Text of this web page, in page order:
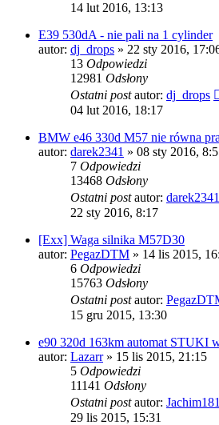
14 lut 2016, 13:13
E39 530dA - nie pali na 1 cylinder
autor: dj_drops » 22 sty 2016,
13 Odpowiedzi
12981 Odsłony
Ostatni postautor: dj_drops
04 lut 2016, 18:17
BMW e46 330d M57 nie równa
autor: darek2341 » 08 sty 2016,
7 Odpowiedzi
13468 Odsłony
Ostatni postautor: darek2341
22 sty 2016, 8:17
[Exx] Waga silnika M57D30
autor: PegazDTM » 14 lis 2015,
6 Odpowiedzi
15763 Odsłony
Ostatni postautor:
15 gru 2015, 13:30
e90 320d 163km automat STUKI
autor: Lazarr» 15 lis 2015, 21:15
5 Odpowiedzi
11141 Odsłony
Ostatni postautor: Jachim181
29 lis 2015, 15:31